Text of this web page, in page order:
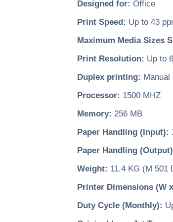
Designed for: Office
Print Speed: Up to 43
Maximum Media Sizes
Print Resolution: Up to
Duplex printing: Manual
Processor: 1500 MHZ
Memory: 256 MB
Paper Handling (Input):
Paper Handling
Weight: 11.4 KG (M 501
Printer Dimensions (W
Duty Cycle (Monthly):